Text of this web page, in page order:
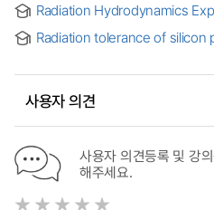
Radiation Hydrodynamics
Astrophysics
Radiation tolerance of
사용자 의견
사용자 의견등록 및 강
해주세요.